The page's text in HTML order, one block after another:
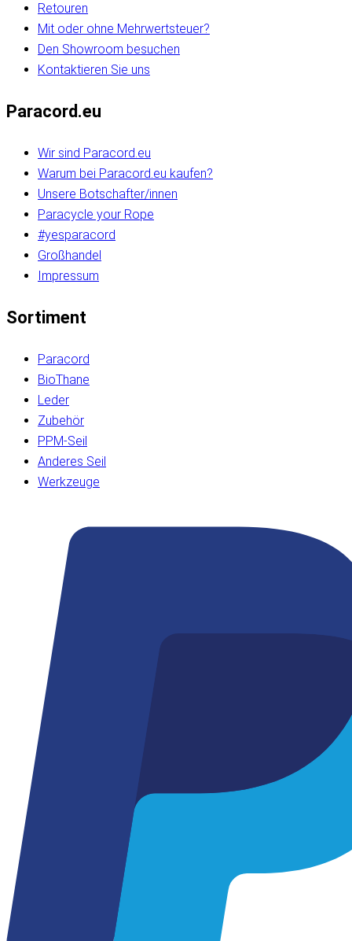
Retouren
Mit oder ohne Mehrwertsteuer?
Den Showroom besuchen
Kontaktieren Sie uns
Paracord.eu
Wir sind Paracord.eu
Warum bei Paracord.eu kaufen?
Unsere Botschafter/innen
Paracycle your Rope
#yesparacord
Großhandel
Impressum
Sortiment
Paracord
BioThane
Leder
Zubehör
PPM-Seil
Anderes Seil
Werkzeuge